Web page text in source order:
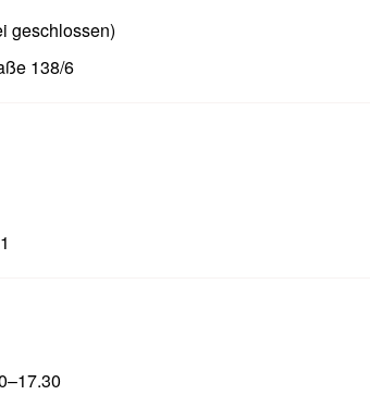
geschlossen)
138/6